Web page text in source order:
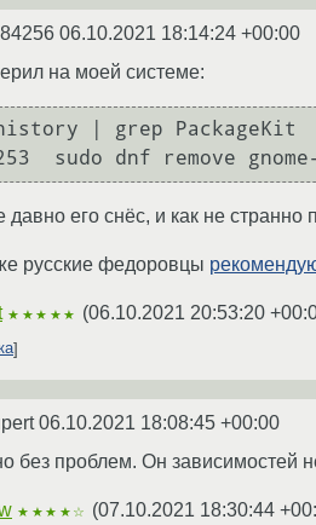
06.10.2021 18:14:24 +00:00
на моей системе:
| grep PackageKit
давно его снёс, и как не странно
русские федоровцы
★★★★★ (06.10.2021 20:53:20
06.10.2021 18:08:45 +00:00
без проблем. Он зависимостей
★★★★☆ (07.10.2021 18:30:44